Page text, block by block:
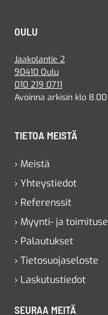
OULU
Jaakolantie 2
90410 Oulu
010 219 0711
Avoinna arkisin klo 8.00
TIETOA MEISTÄ
› Meistä
› Yhteystiedot
› Referenssit
› Myynti- ja
› Palautukset
› Tietosuojaseloste
› Laskutustiedot
SEURAA MEITÄ